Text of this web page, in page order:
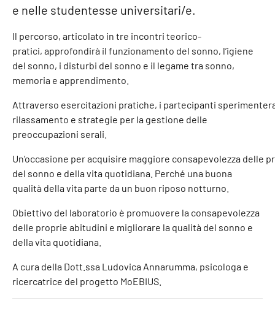
e nelle studentesse universitari/e.
Il percorso, articolato in tre incontri teorico-
pratici, approfondirà il funzionamento del sonno, l’igiene
del sonno, i disturbi del sonno e il legame tra sonno,
memoria e apprendimento.
Attraverso esercitazioni pratiche, i partecipanti
rilassamento e strategie per la gestione delle
preoccupazioni serali.
Un’occasione peracquisire maggiore consapevolezza delle
del sonno e della vita quotidiana. Perché una buona
qualità della vita parte da un buon riposo notturno.
Obiettivo del laboratorio è promuovere la consapevolezza
delle proprie abitudini e migliorare la qualità del sonno e
della vita quotidiana.
A cura della Dott.ssa Ludovica Annarumma, psicologa e
ricercatrice del progetto MoEBIUS.